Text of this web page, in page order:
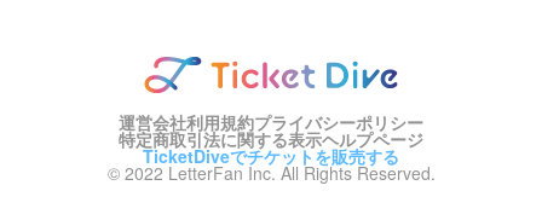
運営会社利用規約プライバシーポリシー
特定商取引法に関する表示ヘルプページ
TicketDiveでチケットを販売する
© 2022 LetterFan Inc. All Rights Reserved.